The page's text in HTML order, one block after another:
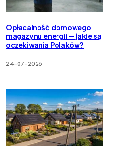
Opłacalność domowego
magazynu energii – jakie są
oczekiwania Polaków?
24-07-2026